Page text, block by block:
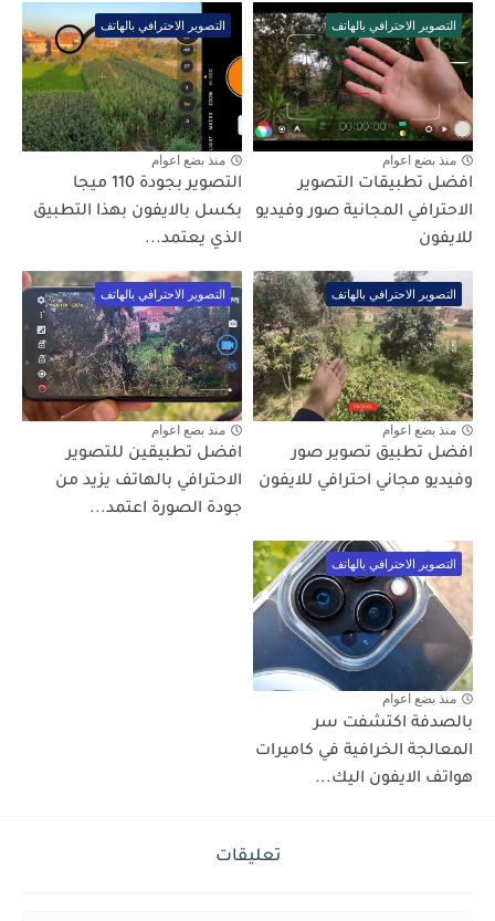
التصوير الاحترافي بالهاتف
منذ بضع اعوام
افضل تطبيقات التصوير
الاحترافي المجانية صور وفيديو
للايفون
التصوير الاحترافي بالهاتف
منذ بضع اعوام
التصوير بجودة 110 ميجا
بكسل بالايفون بهذا التطبيق
الذي يعتمد...
التصوير الاحترافي بالهاتف
منذ بضع اعوام
افضل تطبيق تصوير صور
وفيديو مجاني احترافي للايفون
التصوير الاحترافي بالهاتف
منذ بضع اعوام
افضل تطبيقين للتصوير
الاحترافي بالهاتف يزيد من
جودة الصورة اعتمد...
التصوير الاحترافي بالهاتف
منذ بضع اعوام
بالصدفة اكتشفت سر
المعالجة الخرافية في كاميرات
هواتف الايفون اليك...
تعليقات